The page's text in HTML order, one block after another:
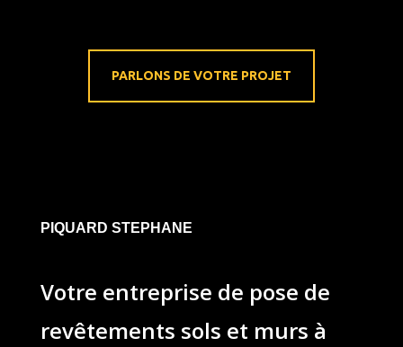
PARLONS DE VOTRE PROJET
PIQUARD STEPHANE
Votre entreprise de pose de
revêtements sols et murs à